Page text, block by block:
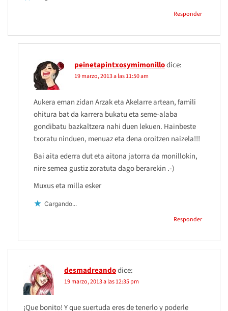
Responder
peinetapintxosymimonillodice:
19 marzo, 2013 a las 11:50 am
Aukera eman zidan Arzak eta Akelarre artean, famili
ohitura bat da karrera bukatu eta seme-alaba
gondibatu bazkaltzera nahi duen lekuen. Hainbeste
txoratu ninduen, menuaz eta dena oroitzen naizela!!!
Bai aita ederra dut eta aitona jatorra da monillokin,
nire semea gustiz zoratuta dago berarekin .-)
Muxus eta milla esker
Cargando...
Responder
desmadreandodice:
19 marzo, 2013 a las 12:35 pm
¡Que bonito! Y que suertuda eres de tenerlo y poderle